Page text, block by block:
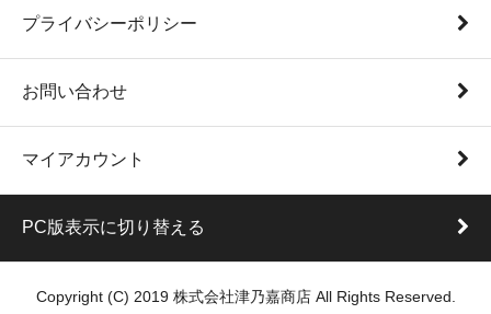
プライバシーポリシー
お問い合わせ
マイアカウント
PC版表示に切り替える
Copyright (C) 2019 株式会社津乃嘉商店 All Rights Reserved.